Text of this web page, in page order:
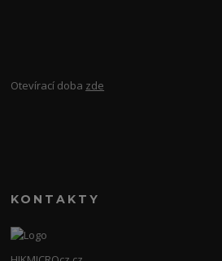
Otevírací doba zde
KONTAKTY